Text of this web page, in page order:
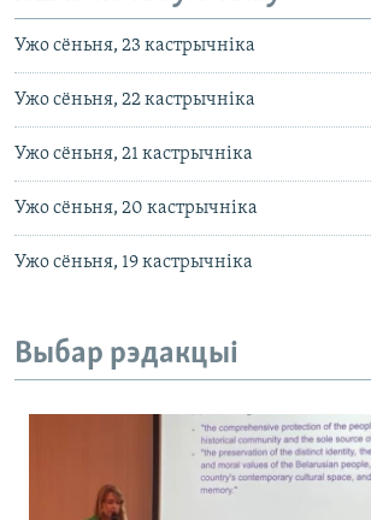
Ужо сёньня, 23 кастрычніка
Ужо сёньня, 22 кастрычніка
Ужо сёньня, 21 кастрычніка
Ужо сёньня, 20 кастрычніка
Ужо сёньня, 19 кастрычніка
Выбар рэдакцыі